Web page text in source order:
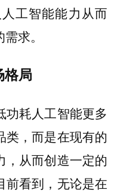
工智能能力从而
求。
格局
功耗人工智能更多
类，而是在现有的
，从而创造一定的
前看到，无论是在